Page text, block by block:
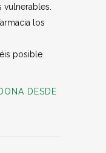
los
posible
DESDE